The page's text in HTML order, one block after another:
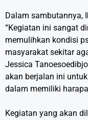
Dalam sambutannya,
“Kegiatan ini sangat
memulihkan kondisi
masyarakat sekitar
Jessica
akan berjalan ini
dalam memiliki
Kegiatan yang akan